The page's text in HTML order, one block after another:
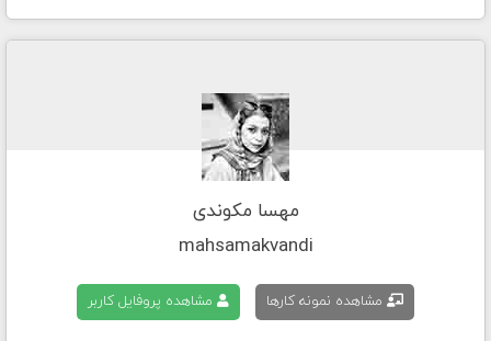
مهسا مکوندی
mahsamakvandi
مشاهده نمونه کارها مشاهده پروفایل کاربر